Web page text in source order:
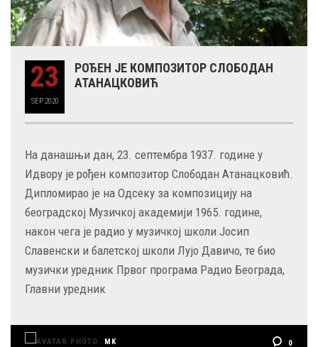
23
SEP 2020
РОЂЕН ЈЕ КОМПОЗИТОР СЛОБОДАН
АТАНАЦКОВИЋ
На данашњи дан, 23. септембра 1937. године у
Идвору је рођен композитор Слободан Атанацковић.
Дипломирао је на Одсеку за композицију на
београдској Музичкој академији 1965. године,
након чега је радио у музичкој школи Јосип
Славенски и балетској школи Лујо Давичо, те био
музички уредник Првог програма Радио Београда,
Главни уредник
MK 0